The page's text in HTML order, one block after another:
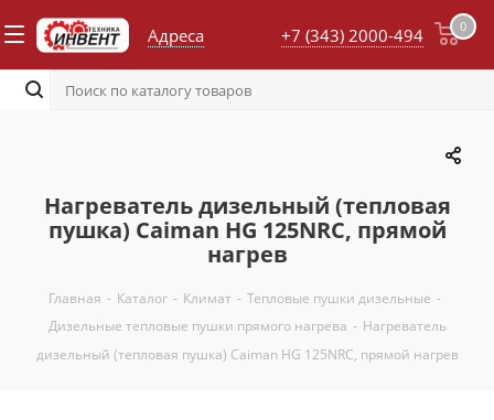
Адреса 0
+7 (343) 2000-494
Нагреватель дизельный (тепловая
пушка) Caiman HG 125NRC, прямой
нагрев
Главная - Каталог - Климат - Тепловые пушки дизельные -
Дизельные тепловые пушки прямого нагрева - Нагреватель
дизельный (тепловая пушка) Caiman HG 125NRC, прямой нагрев